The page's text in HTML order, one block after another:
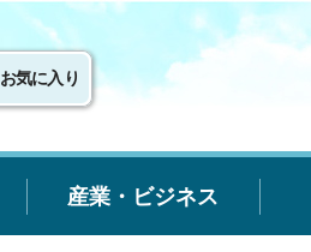
お気に入り
産業・ビジネス